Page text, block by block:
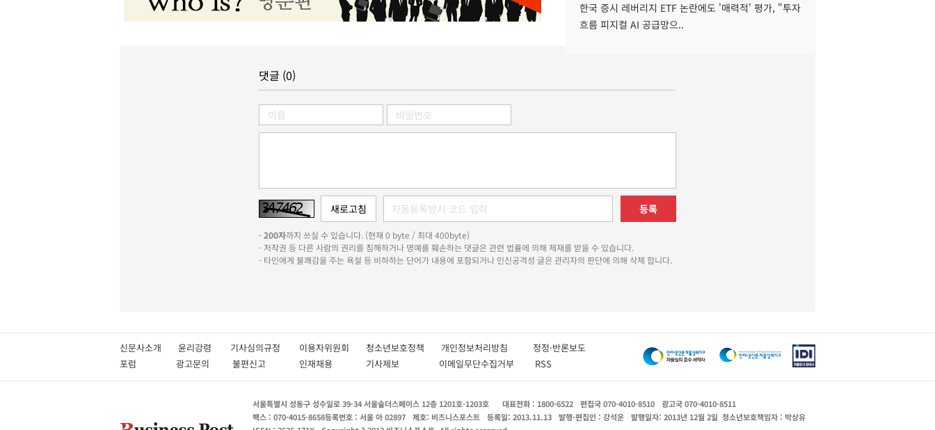
한국 증시 레버리지 ETF 논란에도 '매력적' 평가, "투자
흐름 피지컬 AI 공급망으..
댓글 (0)
등록
-200자까지 쓰실 수 있습니다. (현재 0 byte / 최대 400byte)
- 저작권 등 다른 사람의 권리를 침해하거나 명예를 훼손하는 댓글은 관련 법률에 의해 제재를 받을 수 있습니다.
- 타인에게 불쾌감을 주는 욕설 등 비하하는 단어가 내용에 포함되거나 인신공격성 글은 관리자의 판단에 의해 삭제 합니다.
신문사소개 윤리강령 기사심의규정 이용자위원회 청소년보호정책 개인정보처리방침 정정·반론보도
포럼
광고문의 불편신고 인재채용 기사제보 이메일무단수집거부 RSS
서울특별시 성동구 성수일로 39-34 서울숲더스페이스 12층 1201호-1203호 대표전화 : 1800-6522 편집국 070-4010-8510
광고국 070-4010-8511
팩스 : 070-4015-8658등록번호 : 서울 아 02897 제호: 비즈니스포스트 등록일: 2013.11.13 발행·편집인 : 강석운 발행일자: 2013년 12월 2일 청소년보호책임자 : 박상유